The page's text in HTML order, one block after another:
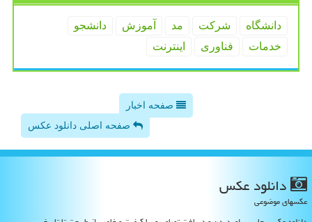
دانشگاه شركت مد آموزش
دانشجو
خدمات
فناوری اینترنت
صفحه اخبار
صفحه اصلی دانلود عکس
دانلود عكس
عکسهای موضوعی